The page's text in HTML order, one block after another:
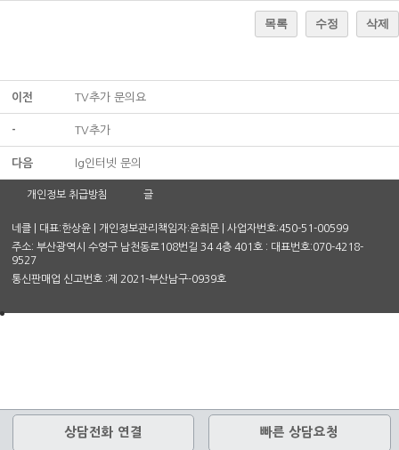
목록 수정 삭제
이전 TV추가 문의요
- TV추가
다음 lg인터넷 문의
개인정보 취급방침 글
네클 | 대표:한상윤 | 개인정보관리책임자:윤희문 | 사업자번호:450-51-00599
주소: 부산광역시 수영구 남천동로108번길 34 4층 401호 : 대표번호:070-4218-
9527
통신판매업 신고번호 :제 2021-부산남구-0939호
상담전화 연결 빠른 상담요청